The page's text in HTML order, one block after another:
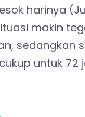
harinya
makin
sedangkan
untuk 72